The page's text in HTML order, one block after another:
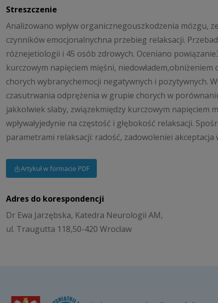
Streszczenie
Analizowano wpływ organicznegouszkodzenia mózgu,
czynników emocjonalnychna przebieg relaksacji.
różnejetiologii i 45 osób zdrowych. Oceniano
kurczowym napięciem mięśni,
chorych wybranychemocji negatywnych i pozytywnych.
czasutrwania odprężenia w grupie chorych w
jakkolwiek słaby, związekmiędzy kurczowym
wpływałyjedynie na częstość i głębokość relaksacji.
parametrami relaksacji: radość, zadowoleniei akceptacja
Artykuł w formacie PDF
Adres do korespondencji
Dr Ewa Jarzębska, Katedra Neurologii AM,
ul. Traugutta 118,50-420 Wrocław